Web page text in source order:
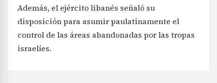
Además, el ejército libanés señaló su
disposición para asumir paulatinamente el
control de las áreas abandonadas por las tropas
israelíes.